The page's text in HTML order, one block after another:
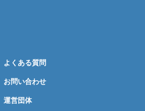
よくある質問
お問い合わせ
運営団体